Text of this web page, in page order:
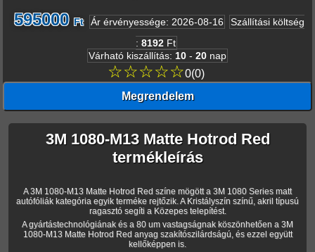
595000 Ft Ár érvényessége: 2026-08-16
Szállítási költség
: 8192 Ft
Várható kiszállítás: 10 - 20 nap
☆☆☆☆☆0(0)
Megrendelem
3M 1080-M13 Matte Hotrod Red
termékleírás
A 3M 1080-M13 Matte Hotrod Red színe mögött a 3M 1080 Series matt
autófóliák kategória egyik terméke rejtőzik. A Kristályszín színű, akril típusú
ragasztó segíti a Közepes telepítést.
A gyártástechnológiának és a 80 um vastagságnak köszönhetően a 3M
1080-M13 Matte Hotrod Red anyag szakítószilárdságú, és ezzel együtt
kellőképpen is.